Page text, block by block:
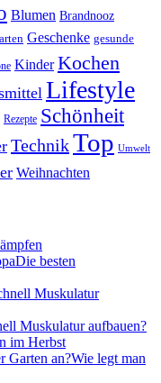
Blumen Brandnooz
Geschenke gesunde
Kinder Kochen
Lifestyle
Rezepte Schönheit
TechnikTop Umwelt
Weihnachten
Die besten
Muskulatur aufbauen?
im Herbst
Wie legt man